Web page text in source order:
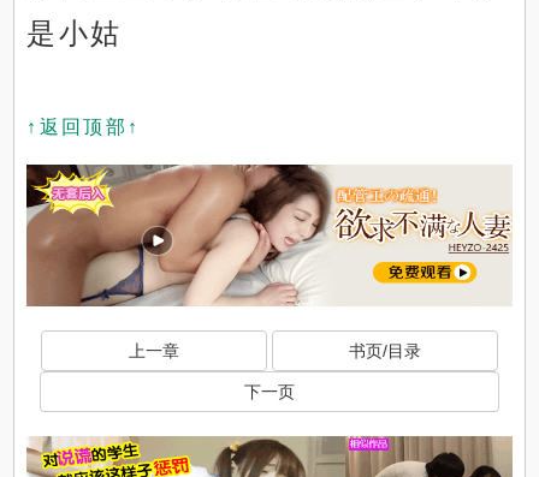
是小姑
↑返回顶部↑
上一章 书页/目录
下一页